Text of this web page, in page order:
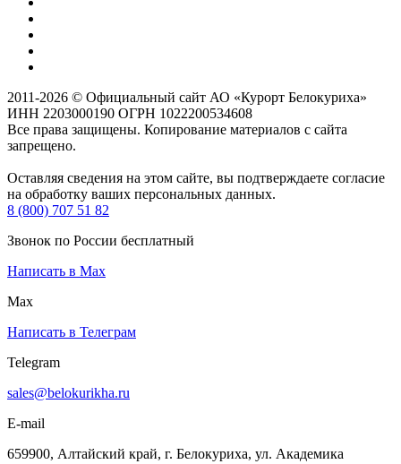
2011-2026 © Официальный сайт АО «Курорт Белокуриха»
ИНН 2203000190 ОГРН 1022200534608
Все права защищены. Копирование материалов с сайта
запрещено.
Оставляя сведения на этом сайте, вы подтверждаете согласие
на обработку ваших персональных данных.
8 (800) 707 51 82
Звонок по России бесплатный
Написать в Max
Max
Написать в Телеграм
Telegram
sales@belokurikha.ru
E-mail
659900, Алтайский край, г. Белокуриха, ул. Академика